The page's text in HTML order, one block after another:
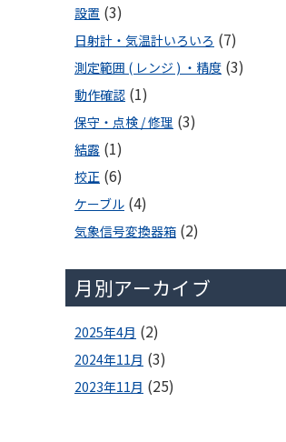
設置 (3)
日射計・気温計いろいろ (7)
測定範囲 ( レンジ ) ・精度 (3)
動作確認 (1)
保守・点検 / 修理 (3)
結露 (1)
校正 (6)
ケーブル (4)
気象信号変換器箱 (2)
月別アーカイブ
2025年4月 (2)
2024年11月 (3)
2023年11月 (25)